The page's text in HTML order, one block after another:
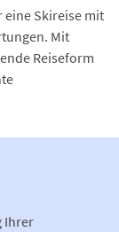
eine Skireise mit
Mit
Reiseform
Ihrer